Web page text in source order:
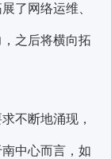
了网络运维、
之后将横向拓
不断地涌现，
中心而言，如